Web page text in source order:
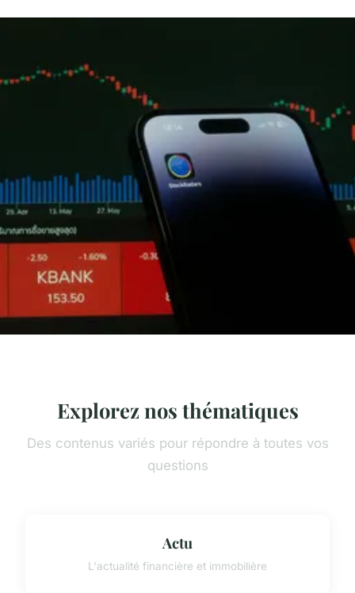
Explorez nos thématiques
Des contenus variés pour répondre à toutes vos
questions
Actu
L'actualité financière et immobilière